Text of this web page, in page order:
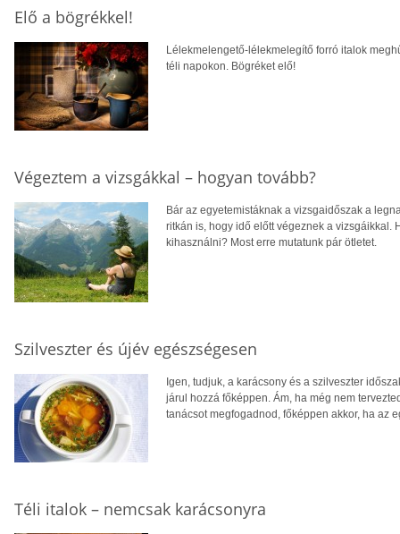
Elő a bögrékkel!
Lélekmelengető-lélekmelegítő forró italok
téli napokon. Bögréket elő!
Végeztem a vizsgákkal – hogyan tovább?
Bár az egyetemistáknak a vizsgaidőszak a
ritkán is, hogy idő előtt végeznek a
kihasználni? Most erre mutatunk pár ötletet.
Szilveszter és újév egészségesen
Igen, tudjuk, a karácsony és a szilveszter
járul hozzá főképpen. Ám, ha még nem
tanácsot megfogadnod, főképpen akkor, ha az
Téli italok – nemcsak karácsonyra